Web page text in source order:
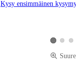
Kysy ensimmäinen
KatsoKatso